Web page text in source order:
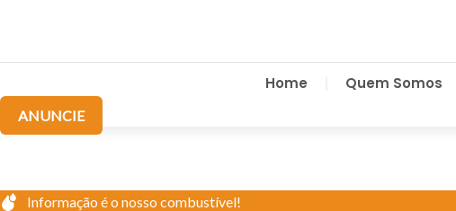
Home Quem Somos
ANUNCIE
Informação é o nosso combustível!